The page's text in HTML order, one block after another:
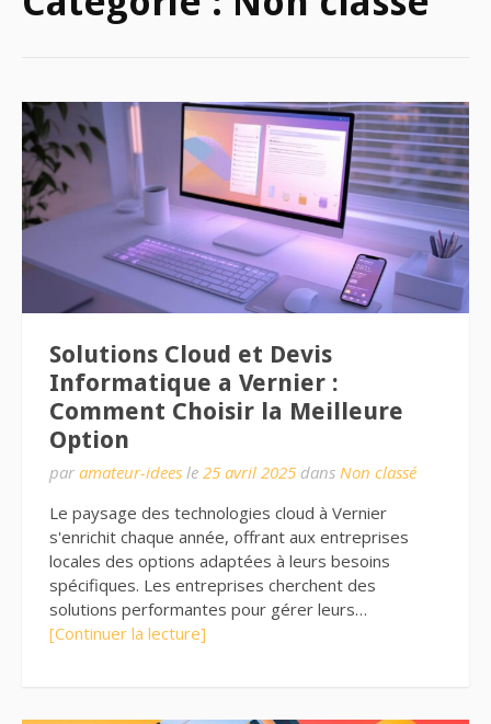
Solutions Cloud et Devis
Informatique a Vernier :
Comment Choisir la Meilleure
Option
par amateur-idees le 25 avril 2025 dans Non classé
Le paysage des technologies cloud à Vernier
s'enrichit chaque année, offrant aux entreprises
locales des options adaptées à leurs besoins
spécifiques. Les entreprises cherchent des
solutions performantes pour gérer leurs…
[Continuer la lecture]